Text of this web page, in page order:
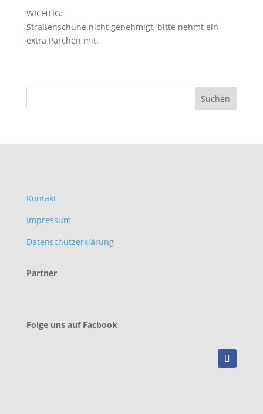
WICHTIG:
Straßenschuhe nicht genehmigt, bitte nehmt ein
extra Pärchen mit.
Kontakt
Impressum
Datenschutzerklärung
Partner
Folge uns auf Facbook